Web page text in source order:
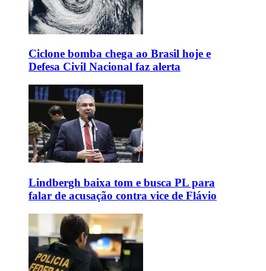
Ciclone bomba chega ao Brasil hoje e
Defesa Civil Nacional faz alerta
Lindbergh baixa tom e busca PL para
falar de acusação contra vice de Flávio